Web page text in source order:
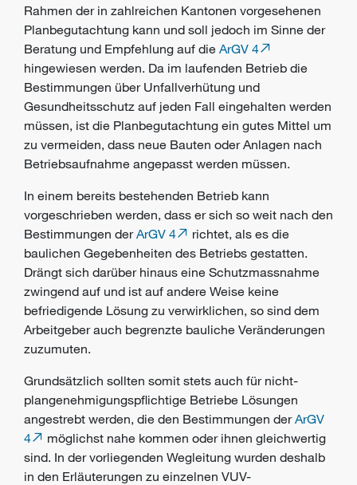
Rahmen der in zahlreichen Kantonen vorgesehenen
Planbegutachtung kann und soll jedoch im Sinne der
Beratung und Empfehlung auf die ArGV 4
hingewiesen werden. Da im laufenden Betrieb die
Bestimmungen über Unfallverhütung und
Gesundheitsschutz auf jeden Fall eingehalten werden
müssen, ist die Planbegutachtung ein gutes Mittel um
zu vermeiden, dass neue Bauten oder Anlagen nach
Betriebsaufnahme angepasst werden müssen.
In einem bereits bestehenden Betrieb kann
vorgeschrieben werden, dass er sich so weit nach den
Bestimmungen derArGV 4
richtet, als es die
baulichen Gegebenheiten des Betriebs gestatten.
Drängt sich darüber hinaus eine Schutzmassnahme
zwingend auf und ist auf andere Weise keine
befriedigende Lösung zu verwirklichen, so sind dem
Arbeitgeberauch begrenzte bauliche Veränderungen
zuzumuten.
Grundsätzlich sollten somit stets auch für nicht-
plangenehmigungspflichtige Betriebe Lösungen
angestrebt werden, die den Bestimmungen derArGV
4
möglichst nahe kommen oder ihnen gleichwertig
sind. In der vorliegenden Wegleitung wurden deshalb
in den Erläuterungen zu einzelnen VUV-